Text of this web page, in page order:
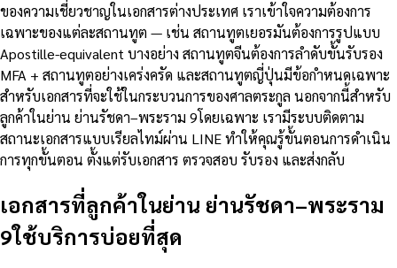
ของความเชี่ยวชาญในเอกสารต่างประเทศ เราเข้าใจความต้องการ
เฉพาะของแต่ละสถานทูต — เช่น สถานทูตเยอรมันต้องการรูปแบบ
Apostille-equivalent บางอย่าง สถานทูตจีนต้องการลำดับขั้นรับรอง
MFA + สถานทูตอย่างเคร่งครัด และสถานทูตญี่ปุ่นมีข้อกำหนดเฉพาะ
สำหรับเอกสารที่จะใช้ในกระบวนการของศาลตระกูล นอกจากนี้สำหรับ
ลูกค้าในย่าน ย่านรัชดา–พระราม 9โดยเฉพาะ เรามีระบบติดตาม
สถานะเอกสารแบบเรียลไทม์ผ่าน LINE ทำให้คุณรู้ขั้นตอนการดำเนิน
การทุกขั้นตอน ตั้งแต่รับเอกสาร ตรวจสอบ รับรอง และส่งกลับ
เอกสารที่ลูกค้าในย่าน ย่านรัชดา–พระราม
9ใช้บริการบ่อยที่สุด